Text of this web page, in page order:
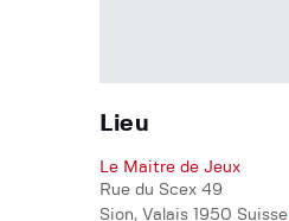
Lieu
Le Maitre de Jeux
Rue du Scex 49
Sion, Valais 1950 Suisse